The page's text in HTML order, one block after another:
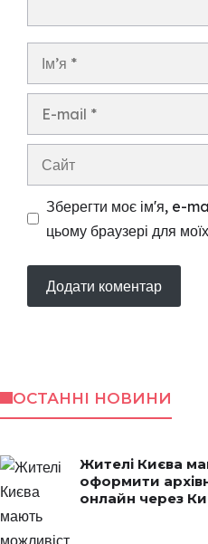
Зберегти моє ім'я, e-
цьому браузері для
ОСТАННІ НОВИНИ
Жителі Києва
оформити
онлайн через